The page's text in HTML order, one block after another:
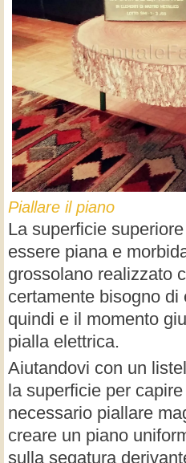
Piallare il piano
La superficie
essere piana e
grossolano realizzato
certamente bisogno
quindi e il momento
pialla elettrica.
Aiutandovi con un
la superficie per
necessario piallare
creare un piano
sulla segatura